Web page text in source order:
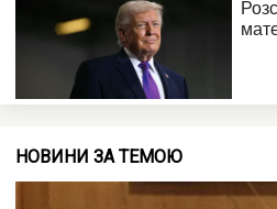
НОВИНИ ЗА ТЕМОЮ